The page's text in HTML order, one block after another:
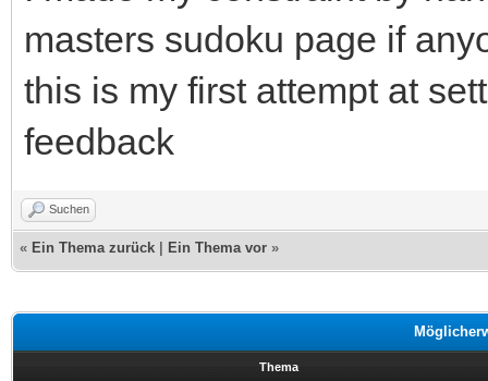
masters sudoku page if
this is my first attempt at
feedback
Suchen
« Ein Thema zurück Ein Thema vor »
Thema